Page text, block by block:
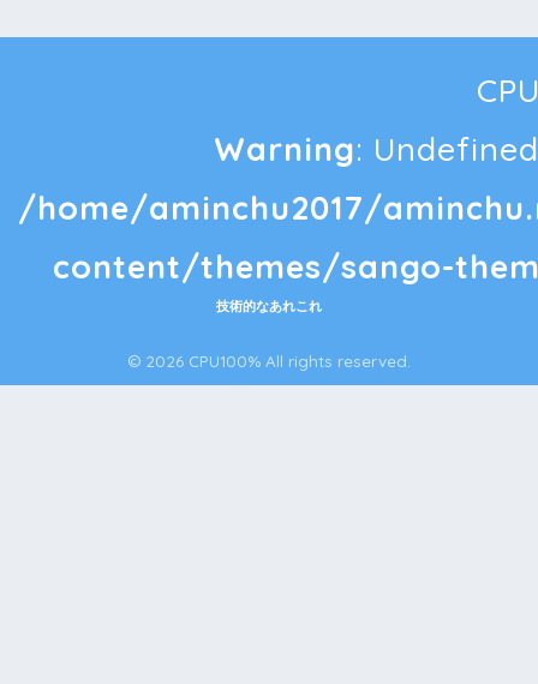
Warning:
/home/aminchu2017/
content/themes/sango-
技術的なあれこれ
© 2026 CPU100% All rights reserved.